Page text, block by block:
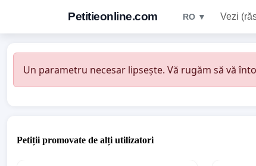
Petitieonline.com RO ▼ Vezi
Un parametru necesar lipsește. Vă rugăm să vă
Petiții promovate de alți utilizatori